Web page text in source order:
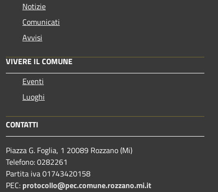
Notizie
Comunicati
Avvisi
VIVERE IL COMUNE
Eventi
Luoghi
CONTATTI
Piazza G. Foglia, 1 20089 Rozzano (Mi)
Telefono: 0282261
Partita iva 01743420158
PEC: protocollo@pec.comune.rozzano.mi.it